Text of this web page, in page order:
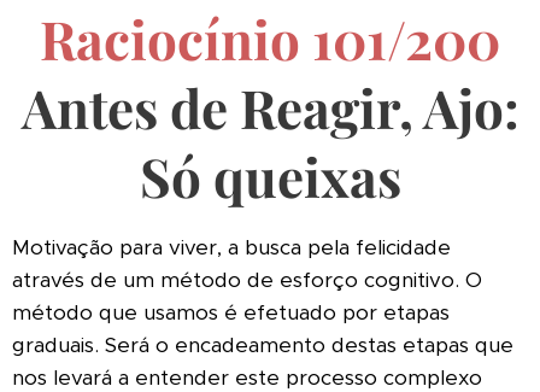
Raciocínio 101/200
Antes de Reagir, Ajo:
Só queixas
Motivação para viver, a busca pela felicidade
através de um método de esforço cognitivo. O
método que usamos é efetuado por etapas
graduais. Será o encadeamento destas etapas que
nos levará a entender este processo complexo